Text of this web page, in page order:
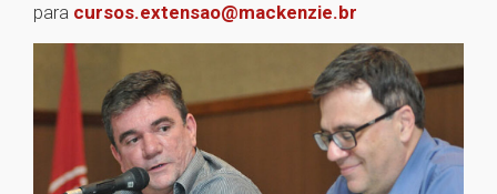
para cursos.extensao@mackenzie.br